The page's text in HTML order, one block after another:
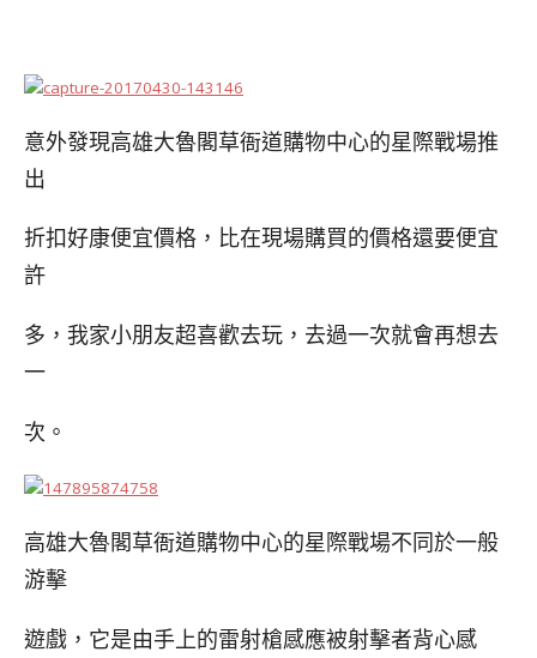
意外發現高雄大魯閣草衙道購物中心的星際戰場推
出
折扣好康便宜價格，比在現場購買的價格還要便宜
許
多，我家小朋友超喜歡去玩，去過一次就會再想去
一
次。
高雄大魯閣草衙道購物中心的星際戰場不同於一般
游擊
遊戲，它是由手上的雷射槍感應被射擊者背心感